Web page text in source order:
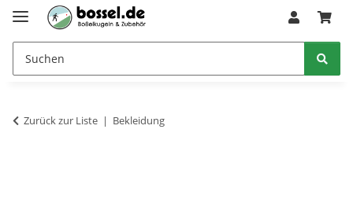
Zurück zur Liste Bekleidung